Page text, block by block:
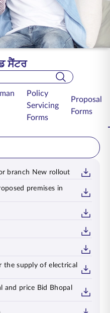
ਪ੍ਰੀਮੀਅਮ ਭਰੋ
ਸੈਂਟਰ
Policy
Servicing
Forms
Proposal
Forms
branch New rollout
premises in
the supply of electrical
and price Bid Bhopal